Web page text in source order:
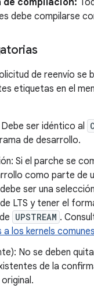
compilación:
debe compilarse
de reenvío se
etiquetas en el
Debe ser idéntico al
de desarrollo.
Si el parche se
como parte de
ser una
LTS y tener el
UPSTREAM .
a los kernels
No se deben
de la